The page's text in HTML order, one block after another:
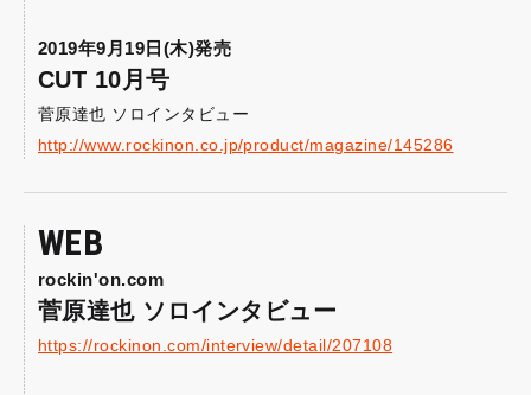
2019年9月19日(木)発売
CUT 10月号
菅原達也 ソロインタビュー
http://www.rockinon.co.jp/product/magazine/145286
WEB
rockin'on.com
菅原達也 ソロインタビュー
https://rockinon.com/interview/detail/207108